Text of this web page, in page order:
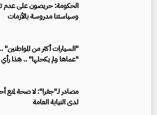
الحكومة: حريصون على عدم
وسياستنا مدروسة بالأزمات
"السيارات أكثر من
"عماها ولم يكحلها" .. هذا رأي
مصادر لـ"جفرا": لا صحة
لدى النيابة العامة